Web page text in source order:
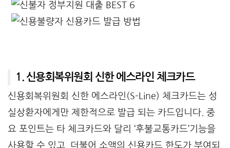
1. 신용회복위원회 신한 에스라인 체크카드
신용회복위원회 신한 에스라인(S-Line) 체크카드는 성
실상환자에게만 제한적으로 발급 되는 카드입니다. 중
요 포인트는 타 체크카드와 달리 ‘후불교통카드’기능을
사용할 수 있고, 더불어 소액의 신용카드 한도가 부여되